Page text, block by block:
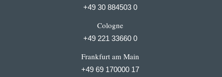
+49 30 884503 0
Cologne
+49 221 33660 0
Frankfurt am Main
+49 69 170000 17